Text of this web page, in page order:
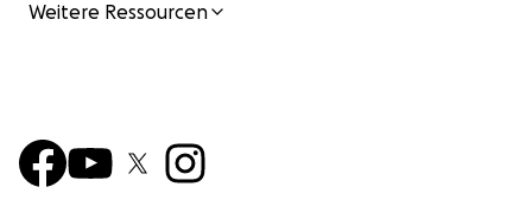
Weitere Ressourcen